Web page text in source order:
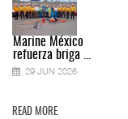
Marine México
refuerza briga ...
29 JUN 2026
READ MORE